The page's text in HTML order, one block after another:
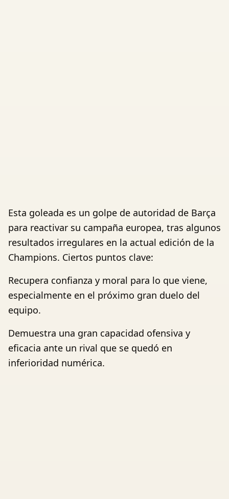
Esta goleada es un golpe de autoridad de Barça
para reactivar su campaña europea, tras algunos
resultados irregulares en la actual edición de la
Champions. Ciertos puntos clave:
Recupera confianza y moral para lo que viene,
especialmente en el próximo gran duelo del
equipo.
Demuestra una gran capacidad ofensiva y
eficacia ante un rival que se quedó en
inferioridad numérica.